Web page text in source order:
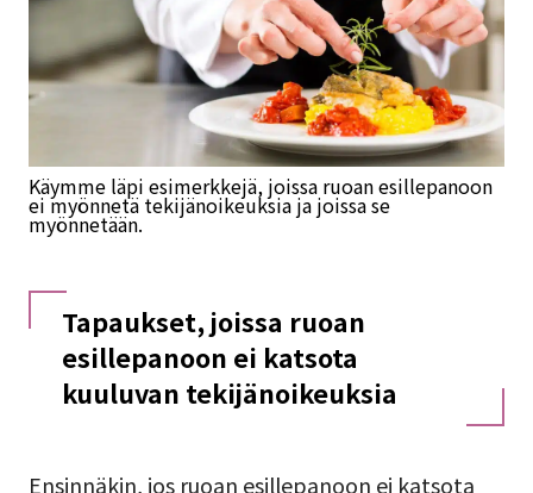
Käymme läpi esimerkkejä, joissa ruoan esillepanoon
ei myönnetä tekijänoikeuksia ja joissa se
myönnetään.
Tapaukset, joissa ruoan
esillepanoon ei katsota
kuuluvan tekijänoikeuksia
Ensinnäkin, jos ruoan esillepanoon ei katsota